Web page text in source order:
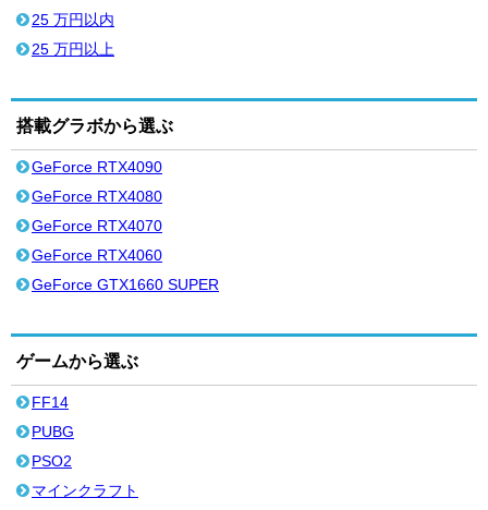
25 万円以内
25 万円以上
搭載グラボから選ぶ
GeForce RTX4090
GeForce RTX4080
GeForce RTX4070
GeForce RTX4060
GeForce GTX1660 SUPER
ゲームから選ぶ
FF14
PUBG
PSO2
マインクラフト